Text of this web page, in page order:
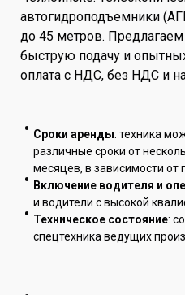
автогидроподъемники
до 45 метров.
быструю подачу и
оплата с НДС, без НДС и
Сроки аренды: техника
различные сроки от
месяцев, в зависимости от
Включение водителя и
и водители с высокой
Техническое состояние:
спецтехника ведущих